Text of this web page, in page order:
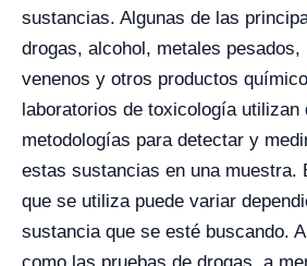
sustancias. Algunas de las
drogas, alcohol, metales pesados,
venenos y otros productos
laboratorios de toxicología utilizan
metodologías para detectar y
estas sustancias en una muestra.
que se utiliza puede variar
sustancia que se esté buscando.